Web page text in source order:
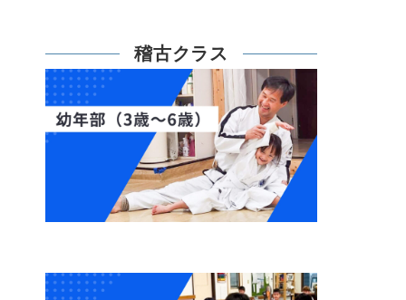
稽古クラス